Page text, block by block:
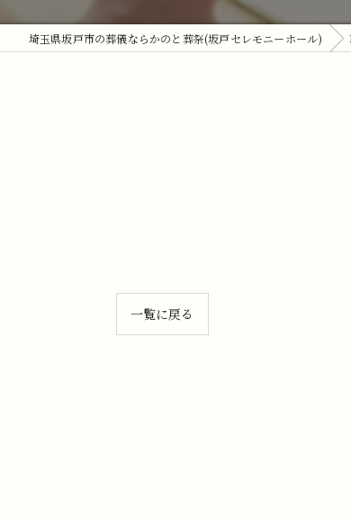
埼玉県坂戸市の葬儀ならかのと葬祭(坂戸セレモニーホール)
一覧に戻る